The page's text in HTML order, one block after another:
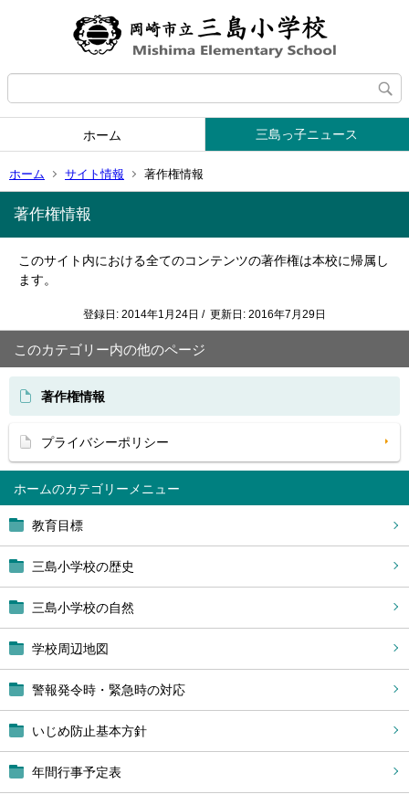
ホーム 三島っ子ニュース
ホーム サイト情報 著作権情報
ホーム
教育目標
三島小学校の歴史
三島小学校の自然
学校周辺地図
警報発令時・緊急時の対応
いじめ防止基本方針
年間行事予定表
著作権情報
このサイト内における全てのコンテンツの著作権は本校に帰属し
ます。
登録日: 2014年1月24日 / 更新日: 2016年7月29日
このカテゴリー内の他のページ
著作権情報
プライバシーポリシー